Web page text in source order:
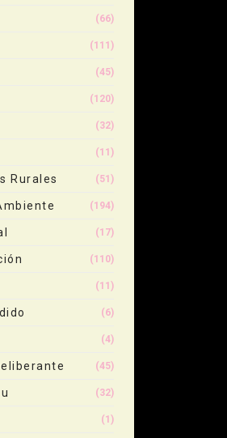
(66)
(111)
(45)
(120)
(32)
(11)
Rurales (51)
(194)
(17)
(110)
(11)
(6)
(4)
(45)
(32)
(1)